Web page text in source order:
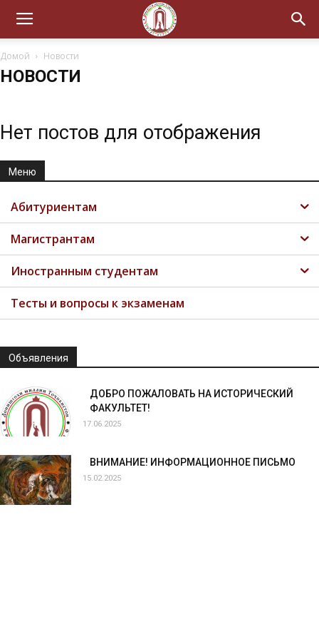
Домой Новости
НОВОСТИ
Нет постов для отображения
Меню
Абитуриентам
Магистрантам
Иностранным студентам
Тесты и вопросы к экзаменам
Объявления
ДОБРО ПОЖАЛОВАТЬ НА ИСТОРИЧЕСКИЙ
ФАКУЛЬТЕТ!
17.06.2025
ВНИМАНИЕ! ИНФОРМАЦИОННОЕ ПИСЬМО
15.02.2025